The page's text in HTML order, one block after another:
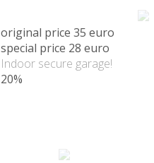
original price 35 euro
special price 28 euro
Indoor secure garage!
20%